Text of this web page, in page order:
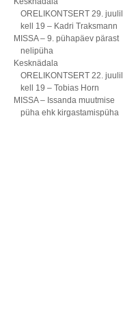
ORELIKONTSERT 29. juulil
kell 19 – Kadri Traksmann
MISSA – 9. pühapäev pärast
nelipüha
Kesknädala
ORELIKONTSERT 22. juulil
kell 19 – Tobias Horn
MISSA – Issanda muutmise
püha ehk kirgastamispüha